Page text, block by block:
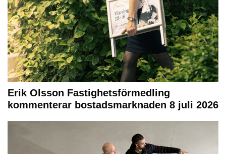
Erik Olsson Fastighetsförmedling
kommenterar bostadsmarknaden 8 juli 2026